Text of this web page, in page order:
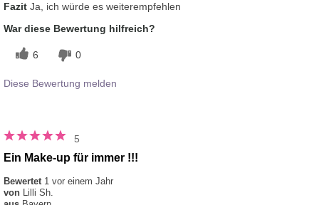
Fazit Ja, ich würde es weiterempfehlen
War diese Bewertung hilfreich?
6 0
Diese Bewertung melden
5
Ein Make-up für immer !!!
Bewertet 1 vor einem Jahr
von Lilli Sh.